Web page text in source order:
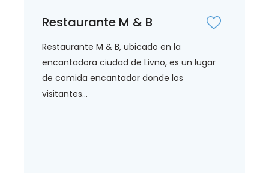
Restaurante M & B
Restaurante M & B, ubicado en la
encantadora ciudad de Livno, es un lugar
de comida encantador donde los
visitantes...